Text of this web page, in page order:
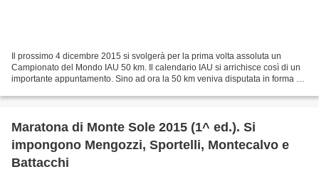
Il prossimo 4 dicembre 2015 si svolgerà per la prima volta assoluta un
Campionato del Mondo IAU 50 km. Il calendario IAU si arrichisce così di un
importante appuntamento. Sino ad ora la 50 km veniva disputata in forma di
Maratona di Monte Sole 2015 (1^ ed.). Si
impongono Mengozzi, Sportelli, Montecalvo e
Battacchi